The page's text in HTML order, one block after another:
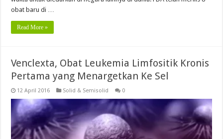
obat baru di …
Read More »
Venclexta, Obat Leukemia Limfositik Kronis
Pertama yang Menargetkan Ke Sel
12 April 2016 Solid & Semisolid 0